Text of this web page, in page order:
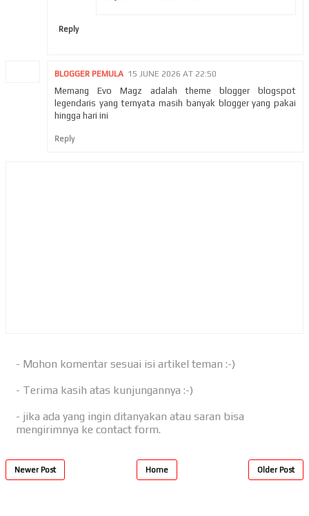
Reply
BLOGGER PEMULA 15 JUNE 2026 AT 22:50
Memang Evo Magz adalah theme blogger blogspot
legendaris yang ternyata masih banyak blogger yang pakai
hingga hari ini
Reply
- Mohon komentar sesuai isi artikel teman :-)
- Terima kasih atas kunjungannya :-)
- jika ada yang ingin ditanyakan atau saran bisa
mengirimnya ke contact form.
Newer Post Older Post
Home